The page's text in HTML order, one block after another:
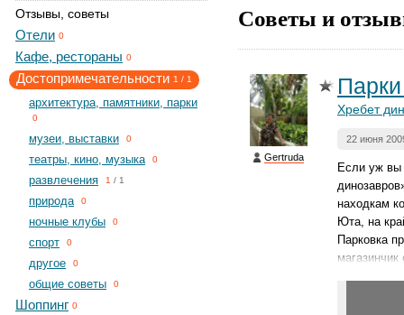
Отзывы, советы
Отели 0
Кафе, рестораны 0
Достопримечательности 1 / 1
архитектура, памятники, парки
0
музеи, выставки 0
театры, кино, музыка 0
развлечения 1 / 1
природа 0
ночные клубы 0
спорт 0
другое 0
общие советы 0
Шоппинг 0
Советы и
Gertruda
Хребет
22 июня
Если уж вы
находкам
Юта, на
Парковка